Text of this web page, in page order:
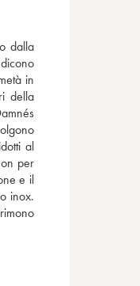
dalla
in
della
al
per
e il
inox.